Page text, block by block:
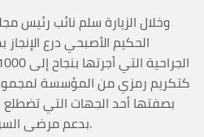
وخلال الزيارة سلم نائب رئيس
الحكيم الأصبحي درع
كتكريم رمزي من المؤسسة
بصفتها أحد الجهات التي
بدعم مرضى السرطان في مختلف المحافظات.